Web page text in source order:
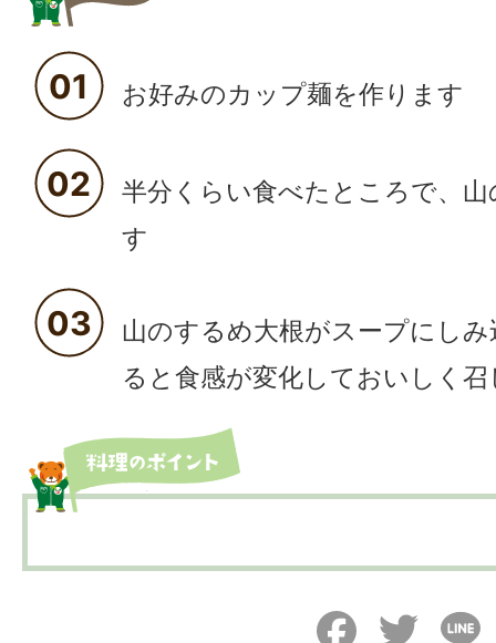
01 お好みのカップ麺を作ります
02
半分くらい食べたところで、
す
03
山のするめ大根がスープにし
ると食感が変化しておいしく
FacebookTwitter